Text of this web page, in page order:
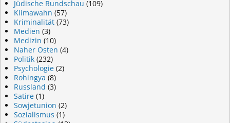
Jüdische Rundschau (109)
Klimawahn (57)
Kriminalität (73)
Medien (3)
Medizin (10)
Naher Osten (4)
Politik (232)
Psychologie (2)
Rohingya (8)
Russland (3)
Satire (1)
Sowjetunion (2)
Sozialismus (1)